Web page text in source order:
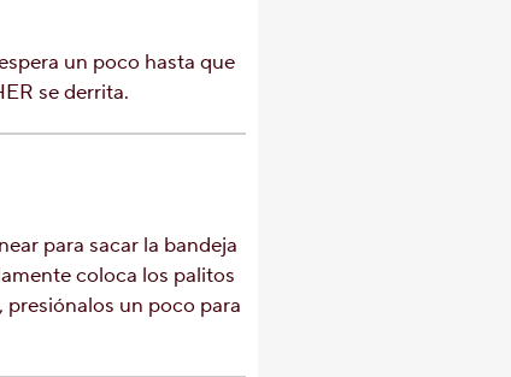
un poco hasta que
se derrita.
para sacar la bandeja
coloca los palitos
presiónalos un poco para